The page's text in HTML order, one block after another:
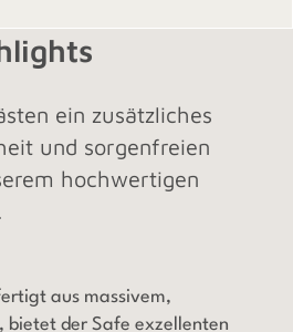
ein zusätzliches
und sorgenfreien
hochwertigen
aus massivem,
bietet der Safe exzellenten